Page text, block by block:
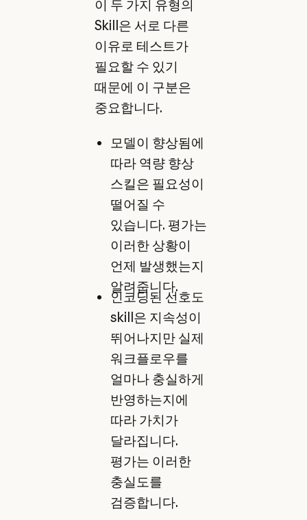
이 두 가지 유형의
Skill은 서로 다른
이유로 테스트가
필요할 수 있기
때문에 이 구분은
중요합니다.
모델이 향상됨에
따라 역량 향상
스킬은 필요성이
떨어질 수
있습니다. 평가는
이러한 상황이
언제 발생했는지
알려줍니다.
인코딩된 선호도
skill은 지속성이
뛰어나지만 실제
워크플로우를
얼마나 충실하게
반영하는지에
따라 가치가
달라집니다.
평가는 이러한
충실도를
검증합니다.